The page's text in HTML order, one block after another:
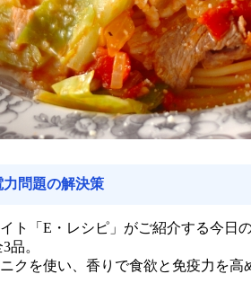
問題の解決策
ト「E・レシピ」がご紹介する今日
品。
クを使い、香りで食欲と免疫力を